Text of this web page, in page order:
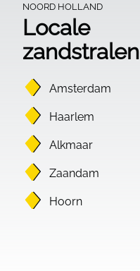
NOORD HOLLAND
Locale
zandstralen
Amsterdam
Haarlem
Alkmaar
Zaandam
Hoorn